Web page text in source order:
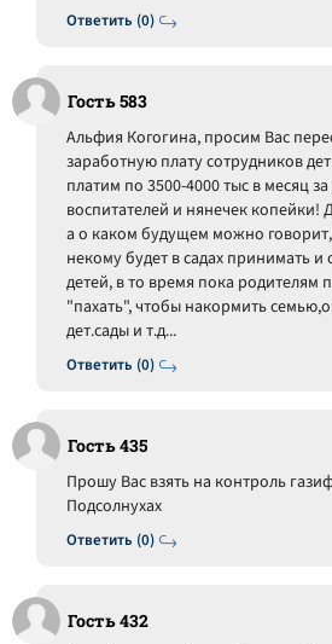
Ответить (0)
Гость 583
Ответить (0)
Альфия Когогина, просим Вас
заработную плату сотрудников
платим по 3500-4000 тыс в месяц за
воспитателей и нянечек копейки!
а о каком будущем можно говорит,
некому будет в садах принимать и
детей, в то время пока родителям
"пахать", чтобы накормить
дет.сады и т.д...
Гость 435
Ответить (0)
Прошу Вас взять на контроль
Подсолнухах
Гость 432